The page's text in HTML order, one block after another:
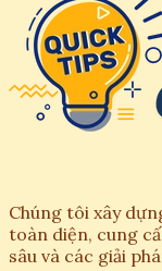
Chúng tôi xây
toàn diện, cung
sâu và các giải